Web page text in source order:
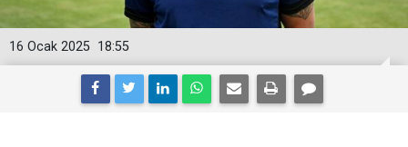
18:55
16 Ocak 2025